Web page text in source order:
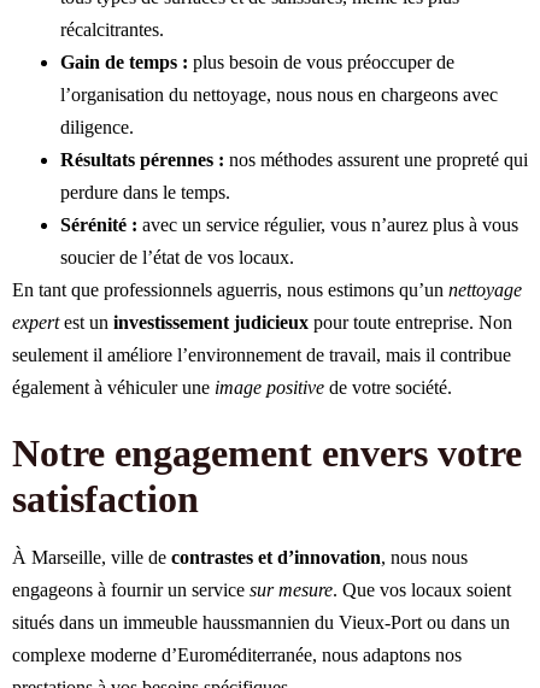
récalcitrantes.
Gain de temps : plus besoin de vous préoccuper de
l’organisation du nettoyage, nous nous en chargeons avec
diligence.
Résultats pérennes : nos méthodes assurent une propreté qui
perdure dans le temps.
Sérénité : avec un service régulier, vous n’aurez plus à vous
soucier de l’état de vos locaux.
En tant que professionnels aguerris, nous estimons qu’un nettoyage
expertest un investissement judicieux pour toute entreprise. Non
seulement il améliore l’environnement de travail, mais il contribue
également à véhiculer une image positive de votre société.
Notre engagement envers votre
satisfaction
À Marseille, ville de contrastes et d’innovation, nous nous
engageons à fournir un service sur mesure. Que vos locaux soient
situés dans un immeuble haussmannien du Vieux-Port ou dans un
complexe moderne d’Euroméditerranée, nous adaptons nos